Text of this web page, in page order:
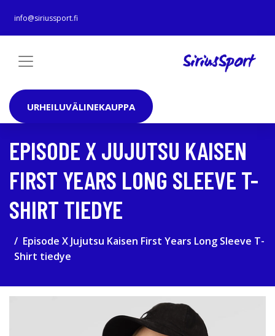
info@siriussport.fi
URHEILUVÄLINEKAUPPA
EPISODE X JUJUTSU KAISEN
FIRST YEARS LONG SLEEVE T-
SHIRT TIEDYE
Episode X Jujutsu Kaisen First Years Long Sleeve T-
Shirt tiedye